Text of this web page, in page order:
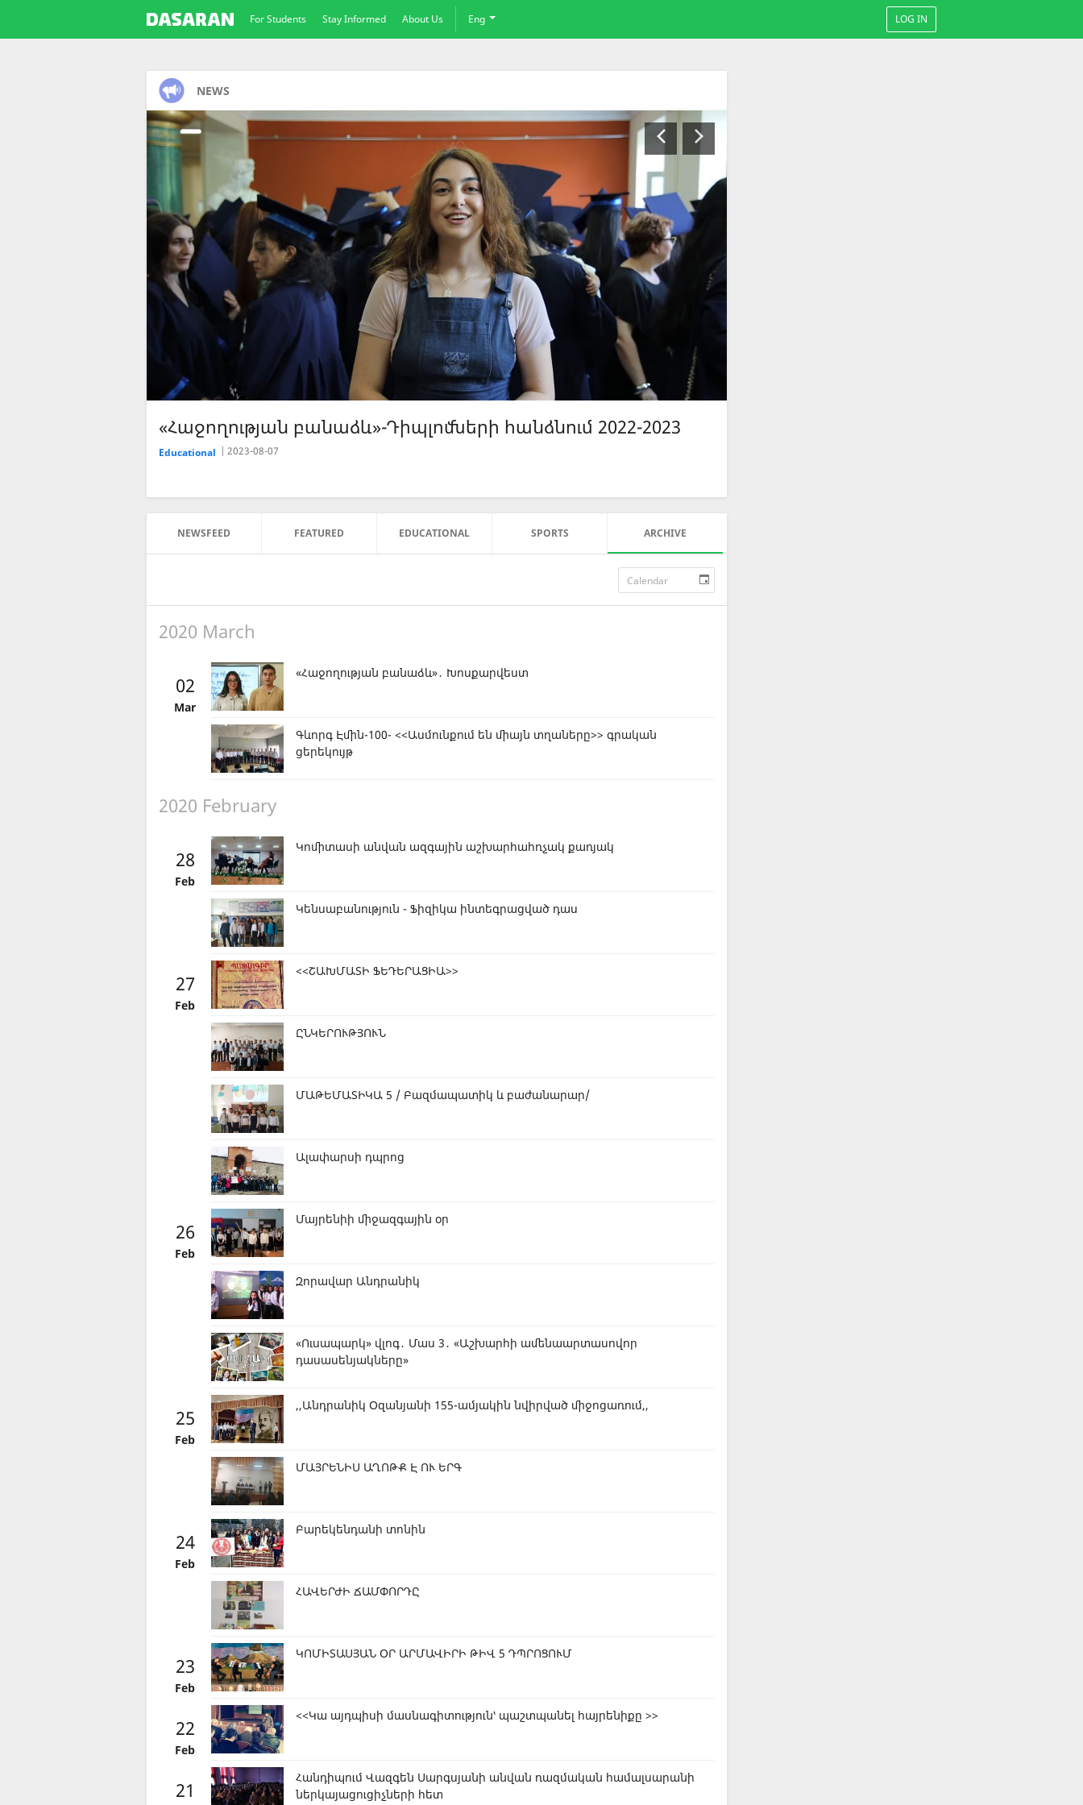
For Students Stay Informed About Us Eng LOG IN
NEWS
«Հաջողության բանաձև»-Դիպլոմների հանձնում 2022-2023
Educational 2023-08-07
NEWSFEED FEATURED EDUCATIONAL SPORTS ARCHIVE
2020 March
02
Mar
«Հաջողության բանաձև»․ Խոսքարվեստ
Գևորգ Էմին-100- <<Ասմունքում են միայն տղաները>> գրական
ցերեկույթ
2020 February
28
Feb
Կոմիտասի անվան ազգային աշխարհահռչակ քառյակ
Կենսաբանություն - Ֆիզիկա ինտեգրացված դաս
27
Feb
<<ՇԱԽՄԱՏԻ ՖԵԴԵՐԱՑԻԱ>>
ԸՆԿԵՐՈՒԹՅՈՒՆ
ՄԱԹԵՄԱՏԻԿԱ 5 / Բազմապատիկ և բաժանարար/
Ալափարսի դպրոց
26
Feb
Մայրենիի միջազգային օր
Զորավար Անդրանիկ
«Ուսապարկ» վլոգ․ Մաս 3․ «Աշխարհի ամենաարտասովոր
դասասենյակները»
25
Feb
,,Անդրանիկ Օզանյանի 155-ամյակին նվիրված միջոցառում,,
ՄԱՅՐԵՆԻՍ ԱՂՈԹՔ Է ՈՒ ԵՐԳ
24
Feb
Բարեկենդանի տոնին
ՀԱՎԵՐԺԻ ՃԱՄՓՈՐԴԸ
23
Feb
ԿՈՄԻՏԱՍՅԱՆ ՕՐ ԱՐՄԱՎԻՐԻ ԹԻՎ 5 ԴՊՐՈՑՈՒՄ
22
Feb
<<Կա այդպիսի մասնագիտություն՝ պաշտպանել հայրենիքը >>
21
Հանդիպում Վազգեն Սարգսյանի անվան ռազմական համալսարանի
ներկայացուցիչների հետ